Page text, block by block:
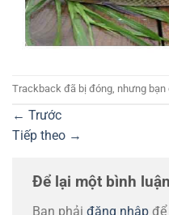
Trackback đã bị đóng, nhưng bạn
← Trước
Tiếp theo →
Để lại một bình luận
Bạn phải đăng nhập